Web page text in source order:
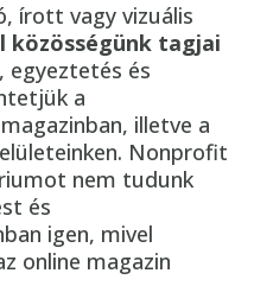
írott vagy vizuális
közösségünk tagjai
, egyeztetés és
a
illetve a
Nonprofit
nem tudunk
és
igen, mivel
online magazin